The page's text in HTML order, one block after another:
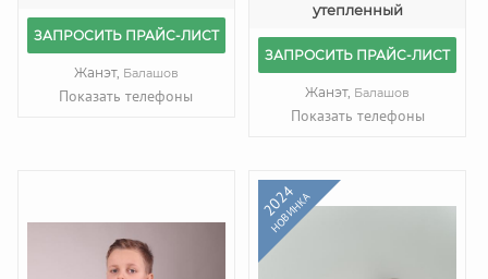
ЗАПРОСИТЬ ПРАЙС-ЛИСТ
Жанэт, Балашов
Показать телефоны
утепленный
ЗАПРОСИТЬ ПРАЙС-ЛИСТ
Жанэт, Балашов
Показать телефоны
2024
НОВИНКА